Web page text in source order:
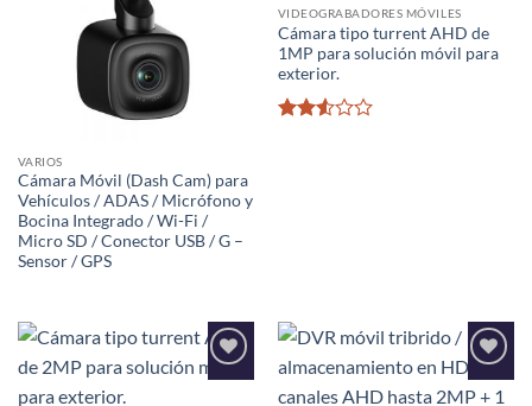
VARIOS
Cámara Móvil (Dash Cam) para
Vehículos / ADAS / Micrófono y
Bocina Integrado / Wi-Fi /
Micro SD / Conector USB / G –
Sensor / GPS
deseos
VIDEOGRABADORES MÓVILES
Cámara tipo turrent AHD de
1MP para solución móvil para
exterior.
Añadir
Añadir
a la